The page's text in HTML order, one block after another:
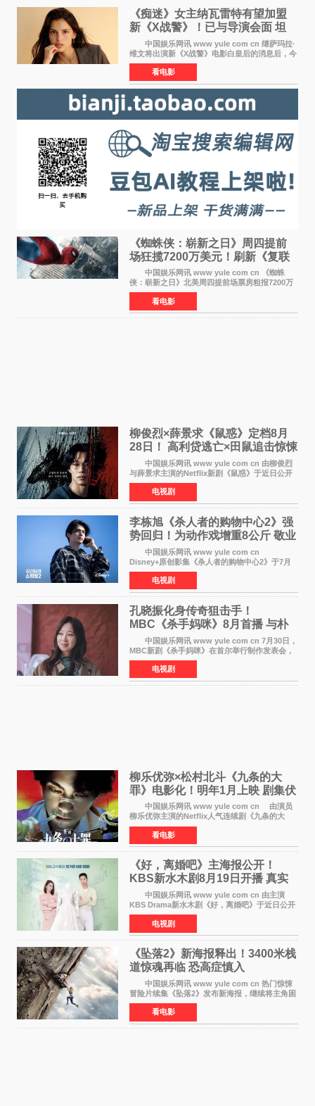
《痴迷》女主纳瓦雷特有望加盟
新《X战警》！已与导演会面 坦
言“魔形女一直很酷”
中国娱乐网讯 www yule com cn 继萨玛拉·
维文将出演新《X战警》电影白皇后的消息后，今
年暑期档大热恐怖片《痴迷》女主角印达·纳瓦雷
特也有望加盟这部备受瞩目的漫威新作——目前
还处于有
看电影
《蜘蛛侠：崭新之日》周四提前
场狂揽7200万美元！刷新《复联
4》保持影史纪录
中国娱乐网讯 www yule com cn 《蜘蛛
侠：崭新之日》北美周四提前场票房粗报7200万
美元，创下影史单片北美提前场票房新纪录——
此前该纪录由《复仇者联盟4：终局之战》的6000
万美元保持，本
看电影
柳俊烈×薛景求《鼠惑》定档8月
28日！ 高利贷逃亡×田鼠追击惊悚
来袭
中国娱乐网讯 www yule com cn 由柳俊烈
与薛景求主演的Netflix新剧《鼠惑》于近日公开
主海报，正式定档8月28日上线。 海报中，柳
俊烈与薛景求背对背站立，各自朝向相反方向，
幽暗的色调与
电视剧
李栋旭《杀人者的购物中心2》强
势回归！为动作戏增重8公斤 敬业
获赞
中国娱乐网讯 www yule com cn
Disney+原创影集《杀人者的购物中心2》于7月
22日正式上线，由男神李栋旭主演的郑进湾以2 0
完全体强势回归。该剧第一季曾被《纽约时报》
评选为全球最佳影集之一
电视剧
孔晓振化身传奇狙击手！
MBC《杀手妈咪》8月首播 与朴
恩斌展开收视对决
中国娱乐网讯 www yule com cn 7月30日，
MBC新剧《杀手妈咪》在首尔举行制作发表会，
主演孔晓振、郑准元、李相二、无真星、崔宇
成、李银泉等人一同出席，为新剧宣传造势。这
是孔晓振继《毛骨
电视剧
柳乐优弥×松村北斗《九条的大
罪》电影化！明年1月上映 剧集伏
笔将全面揭晓
中国娱乐网讯 www yule com cn 由演员
柳乐优弥主演的Netflix人气连续剧《九条的大
罪》正式宣布改编为电影，将于明年1月8日全国
上映。柳乐优弥与SixTONES松村北斗再度联
手，为观众带来这部
看电影
《好，离婚吧》主海报公开！
KBS新水木剧8月19日开播 真实
离婚体验记来袭
中国娱乐网讯 www yule com cn 由主演
KBS Drama新水木剧《好，离婚吧》于近日公开
主海报，正式进入开播倒计时。 海报中，男
女主角背对背站立，各自望向不同方向，中央的
空白与冷漠的表情
电视剧
《坠落2》新海报释出！3400米栈
道惊魂再临 恐高症慎入
中国娱乐网讯 www yule com cn 热门惊悚
冒险片续集《坠落2》发布新海报，继续将主角困
于绝境高处——这一次，是摇摇欲坠的徒步栈
道。该片将于今年9月2日北美上映，恐高症患者
请提前做好心理
看电影